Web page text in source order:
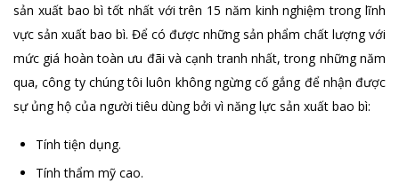
sản xuất bao bì tốt nhất với trên 15 năm kinh nghiệm trong lĩnh
vực sản xuất bao bì. Để có được những sản phẩm chất lượng với
mức giá hoàn toàn ưu đãi và cạnh tranh nhất, trong những năm
qua, công ty chúng tôi luôn không ngừng cố gắng để nhận được
sự ủng hộ của người tiêu dùng bởi vì năng lực sản xuất bao bì:
Tính tiện dụng.
Tính thẩm mỹ cao.